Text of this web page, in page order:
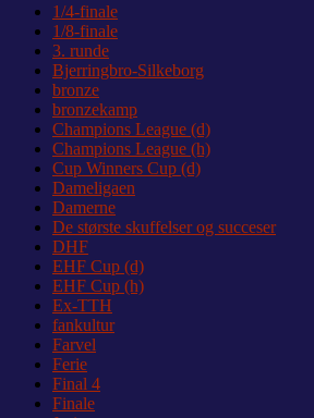
1/4-finale
1/8-finale
3. runde
Bjerringbro-Silkeborg
bronze
bronzekamp
Champions League (d)
Champions League (h)
Cup Winners Cup (d)
Dameligaen
Damerne
De største skuffelser og succeser
DHF
EHF Cup (d)
EHF Cup (h)
Ex-TTH
fankultur
Farvel
Ferie
Final 4
Finale